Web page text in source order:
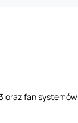
oraz fan systemów